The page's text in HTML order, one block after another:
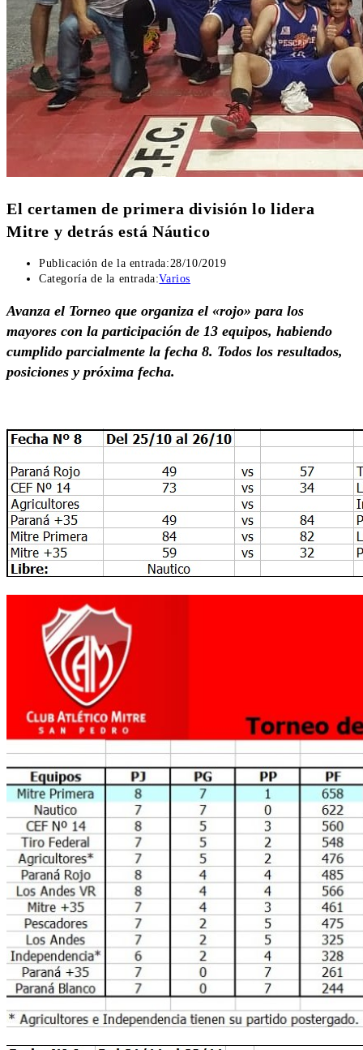
El certamen de primera división lo lidera
Mitre y detrás está Náutico
Publicación de la entrada:28/10/2019
Categoría de la entrada:Varios
Avanza el Torneo que organiza el «rojo» para los
mayores con la participación de 13 equipos, habiendo
cumplido parcialmente la fecha 8. Todos los resultados,
posiciones y próxima fecha.